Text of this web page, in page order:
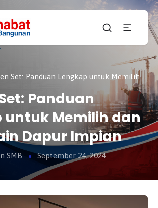
Anda
Panduan Lengkap untuk Memilih dan Mendesain Dapur Impian
Panduan
untuk Memilih dan
Dapur Impian
SMB September 24, 2024